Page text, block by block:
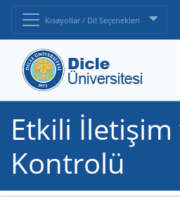
Kısayollar / Dil Seçenekleri
Etkili
Kontrolü